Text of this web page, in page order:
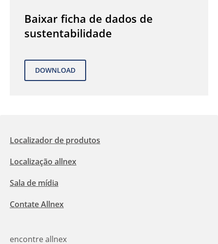
Baixar ficha de dados de
sustentabilidade
Localizador de produtos
Localização allnex
Sala de mídia
Contate Allnex
encontre allnex